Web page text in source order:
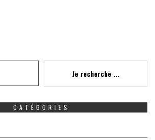
Je recherche ...
CATÉGORIES